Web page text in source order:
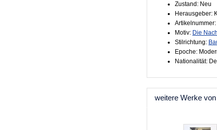
Zustand: Neu
Herausgeber:
Motiv: Die
Stilrichtung:
Epoche:
Nationalität:
weitere Werke